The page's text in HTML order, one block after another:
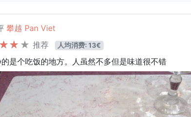
攀越 Pan Viet
推荐
人均消费: 13€
是个吃饭的地方。人虽然不多但是味道很不错